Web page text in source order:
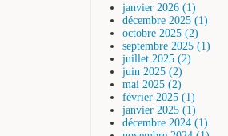
janvier 2026 (1)
décembre 2025 (1)
octobre 2025 (2)
septembre 2025 (1)
juillet 2025 (2)
juin 2025 (2)
mai 2025 (2)
février 2025 (1)
janvier 2025 (1)
décembre 2024 (1)